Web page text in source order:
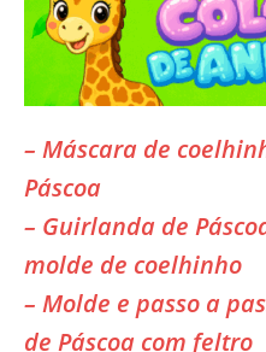
– Máscara de
Páscoa
– Guirlanda de
molde de coelhinho
– Molde e passo a
de Páscoa com feltro